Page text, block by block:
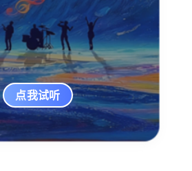
点我试听